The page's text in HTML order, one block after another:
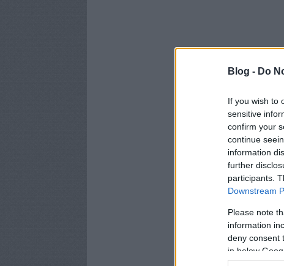
Blog - Do
If you wish to
sensitive
confirm your
continue
information
further
participants.
Downstream
Please note
information
deny consent
in below